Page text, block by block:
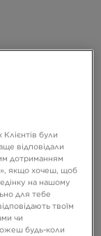
NOVY10
22
були
відповідали
дотриманням
якщо хочеш, щоб
на нашому
для тебе
твоїм
чи
будь-коли